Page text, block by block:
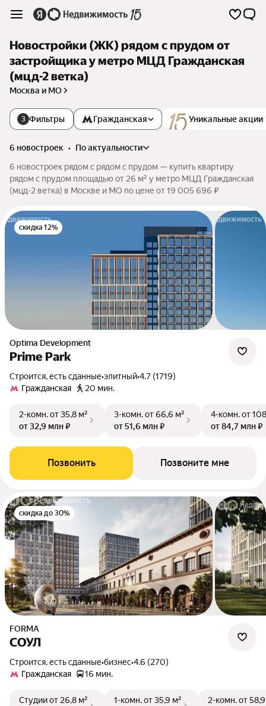
Новостройки (ЖК) рядом с прудом от
застройщика у метро МЦД Гражданская
(мцд-2 ветка)
Москва и МО
3 Фильтры Уникальные акции
Гражданская
6 новостроек •
по актуальности
6 новостроек рядом с рядом с прудом — купить квартиру
рядом с прудом площадью от 26 м² у метро МЦД Гражданская
(мцд-2 ветка) в Москве и МО по цене от 19 005 696 ₽
скидка 12%
Optima Development
Prime Park
Строится, есть сданные•элитный•4.7 (1719)
Гражданская
20 мин.
2-комн.от 35,8 м²
от 32,9 млн ₽
3-комн.от 66,6 м²
от 51,6 млн ₽
4-комн.от
от 84,7 млн ₽
Позвонить Позвоните мне
скидка до 30%
FORMA
СОУЛ
Строится, есть сданные•бизнес•4.6 (270)
Гражданская
16 мин.
Студииот 26,8 м²
1-комн.от 35,9 м²
2-комн.от